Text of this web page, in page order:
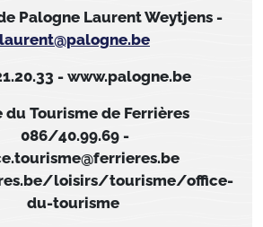
Palogne Laurent Weytjens -
laurent@palogne.be
- www.palogne.be
du Tourisme de Ferrières
086/40.99.69 -
loisirs/tourisme/office-
du-tourisme